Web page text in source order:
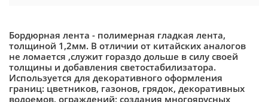
Бордюрная лента - полимерная гладкая лента,
толщиной 1,2мм. В отличии от китайских аналогов
не ломается ,служит гораздо дольше в силу своей
толщины и добавления светостабилизатора.
Используется для декоративного оформления
границ: цветников, газонов, грядок, декоративных
водоемов, ограждений; создания многоярусных